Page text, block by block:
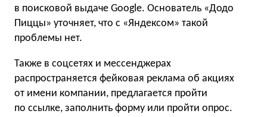
в поисковой выдаче Google. Основатель «Додо
Пиццы» уточняет, что с «Яндексом» такой
проблемы нет.
Также в соцсетях и мессенджерах
распространяется фейковая реклама об акциях
от имени компании, предлагается пройти
по ссылке, заполнить форму или пройти опрос.